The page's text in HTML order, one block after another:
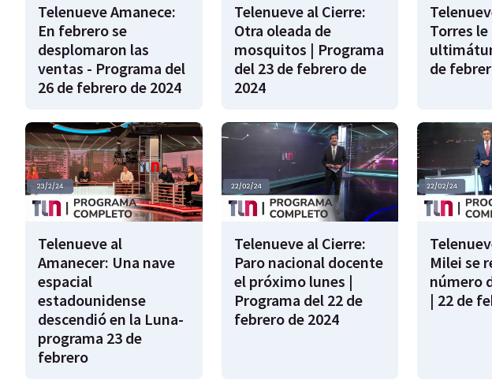
Telenueve Amanece:
En febrero se
desplomaron las
ventas - Programa del
26 de febrero de 2024
Telenueve al Cierre:
Otra oleada de
mosquitos | Programa
del 23 de febrero de
2024
Torres
de
Telenueve al
Amanecer: Una nave
espacial
estadounidense
descendió en la Luna-
programa 23 de
febrero
Telenueve al Cierre:
Paro nacional docente
el próximo lunes |
Programa del 22 de
febrero de 2024
Milei se
número
| 22 de